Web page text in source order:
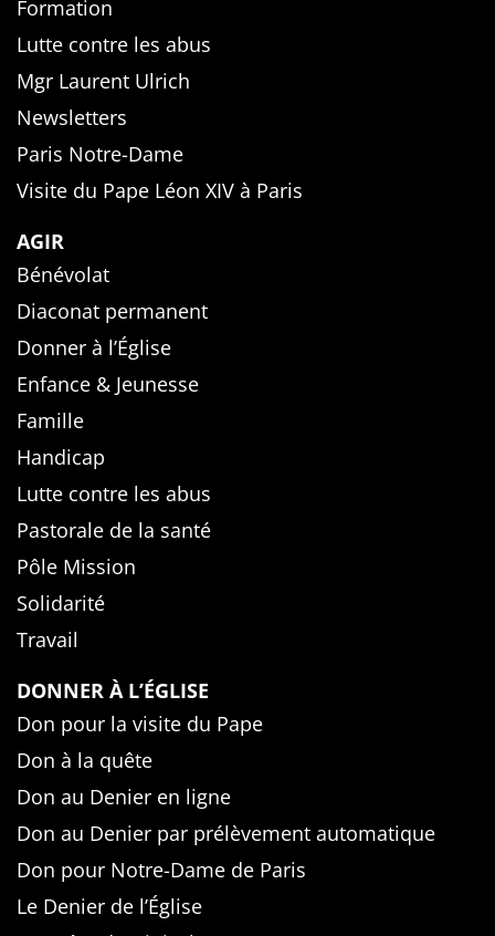
Formation
Lutte contre les abus
Mgr Laurent Ulrich
Newsletters
Paris Notre-Dame
Visite du Pape Léon XIV à Paris
AGIR
Bénévolat
Diaconat permanent
Donner à l’Église
Enfance & Jeunesse
Famille
Handicap
Lutte contre les abus
Pastorale de la santé
Pôle Mission
Solidarité
Travail
DONNER À L’ÉGLISE
Don pour la visite du Pape
Don à la quête
Don au Denier en ligne
Don au Denier par prélèvement automatique
Don pour Notre-Dame de Paris
Le Denier de l’Église